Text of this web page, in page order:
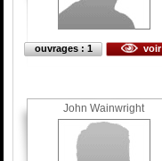
ouvrages : 1 voir
John Wainwright